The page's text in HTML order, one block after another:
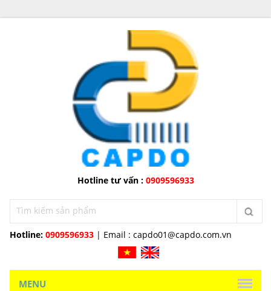
Hotline tư vấn : 0909596933
Hotline: 0909596933 | Email : capdo01@capdo.com.vn
MENU